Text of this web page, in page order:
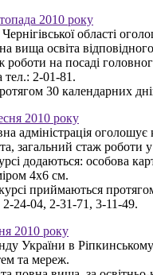
2010 року
області
вища освіта
на посаді
тел.: 2-01-81.
30 календарних
2010 року
адміністрація оголошує
загальний стаж роботи
додаються: особова
4х6 см.
приймаються
2-24-04, 2-31-71, 3-11-49.
2010 року
України в
та мереж.